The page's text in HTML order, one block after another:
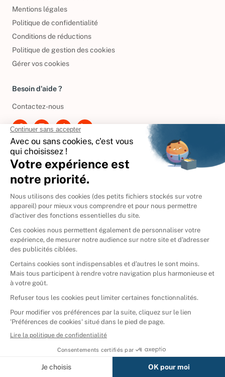
Afficher tous les résultats
Mentions légales
Politique de confidentialité
Conditions de réductions
Politique de gestion des cookies
Gérer vos cookies
Besoin d'aide ?
Contactez-nous
International
🇪🇸Espagne
🇩🇪Allemagne
🇮🇹 Italie